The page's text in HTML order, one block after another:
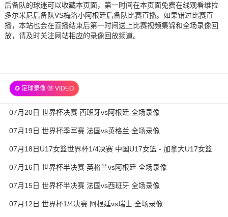
后备队的球迷可以收藏本页面，第一时间在本页面免费在线观看维拉
多尔米尼后备队VS梅洛小阿根廷后备队比赛直播。如果错过比赛直
播，本站也会在直播结束后第一时间送上比赛视频集锦和全场录像回
放，请及时关注网站相应的录像回放频道。
✪ 足球录像 ㉔ VIDEO
07月20日 世界杯决赛 西班牙vs阿根廷 全场录像
07月19日 世界杯季军赛 法国vs英格兰 全场录像
07月18日U17女篮世界杯1/4决赛 中国U17女篮 - 加拿大U17女篮
录像
07月16日 世界杯半决赛 英格兰vs阿根廷 全场录像
07月15日 世界杯半决赛 法国vs西班牙 全场录像
07月12日 世界杯1/4决赛 阿根廷vs瑞士 全场录像